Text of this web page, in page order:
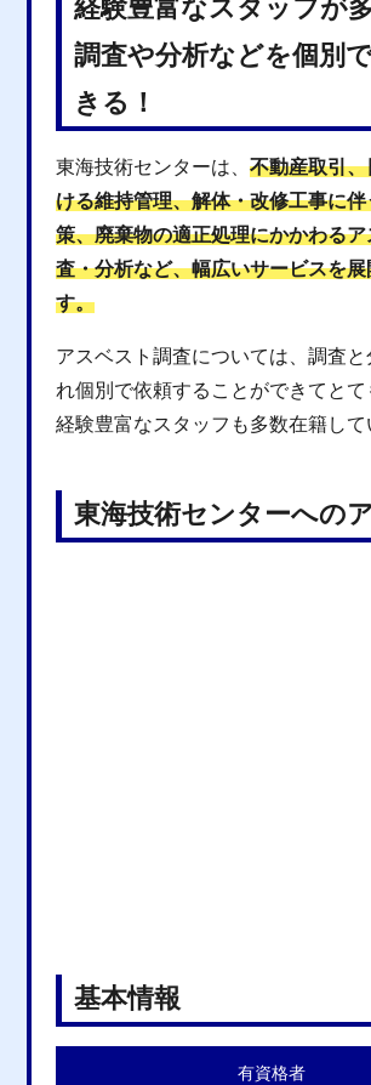
経験豊富なスタッフが
調査や分析などを個別
きる！
東海技術センターは、 不動産取引
ける維持管理、解体・改修工事に
策、廃棄物の適正処理にかかわる
査・分析など、幅広いサービスを
す。
アスベスト調査については、調査
れ個別で依頼することができてとて
経験豊富なスタッフも多数在籍して
東海技術センターへの
基本情報
有資格者